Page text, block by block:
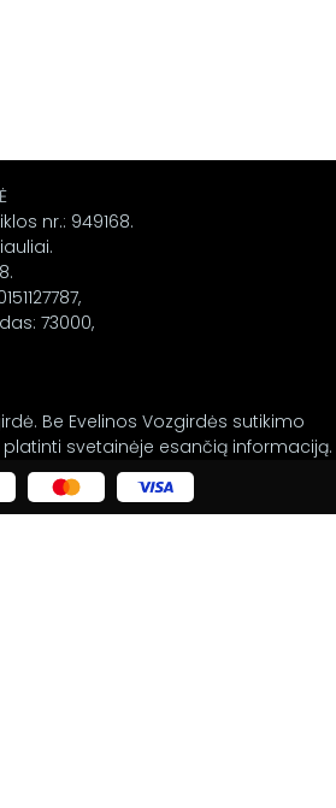
nr.: 949168.
73000,
Be Evelinos Vozgirdės sutikimo
svetainėje esančią informaciją.